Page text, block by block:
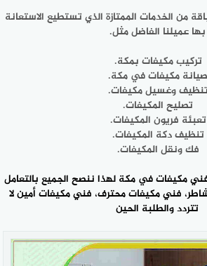
من الخدمات الممتازة الذي تستطيع الاستعانة
بها عميلنا الفاضل مثل.
تركيب مكيفات بمكة.
صيانة مكيفات في مكة.
وغسيل مكيفات.
تصليح المكيفات.
تعبئة فريون المكيفات.
تنظيف دكة المكيفات.
فك ونقل المكيفات.
مكيفات في مكة لهذا ننصح الجميع بالتعامل
، فني مكيفات محترف، فني مكيفات أمين لا
تتردد والطلبة الحين